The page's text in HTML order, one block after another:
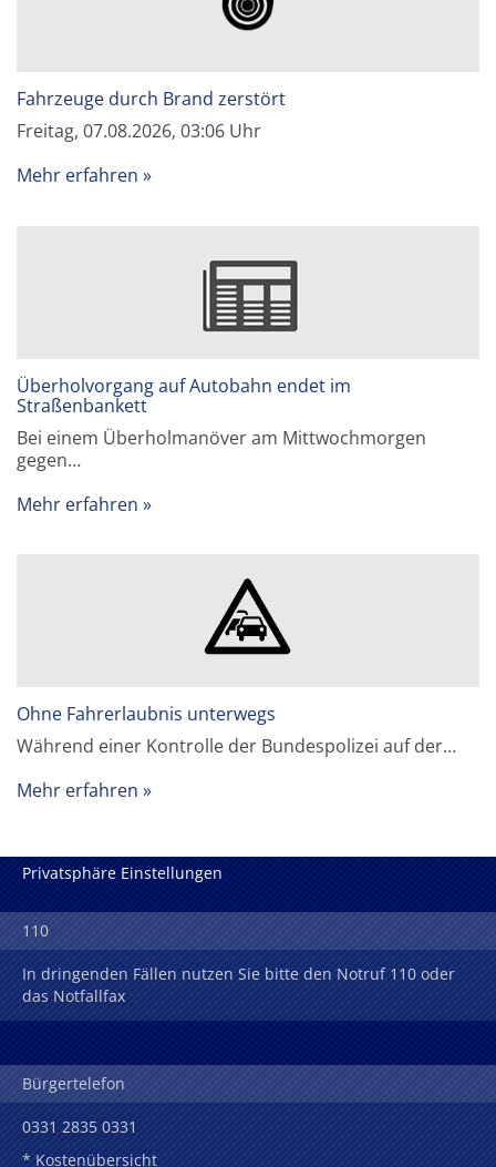
Fahrzeuge durch Brand zerstört
Freitag, 07.08.2026, 03:06 Uhr
Mehr erfahren
Überholvorgang auf Autobahn endet im
Straßenbankett
Bei einem Überholmanöver am Mittwochmorgen
gegen…
Mehr erfahren
Ohne Fahrerlaubnis unterwegs
Während einer Kontrolle der Bundespolizei auf der…
Mehr erfahren
Privatsphäre Einstellungen
110
In dringenden Fällen nutzen Sie bitte den Notruf 110 oder
das Notfallfax
Bürgertelefon
0331 2835 0331
* Kostenübersicht